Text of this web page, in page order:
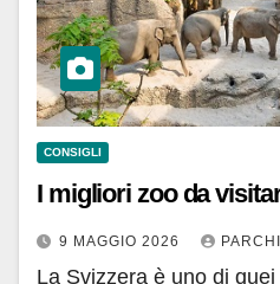
CONSIGLI
I migliori zoo da
9 MAGGIO 2026
La Svizzera è uno di